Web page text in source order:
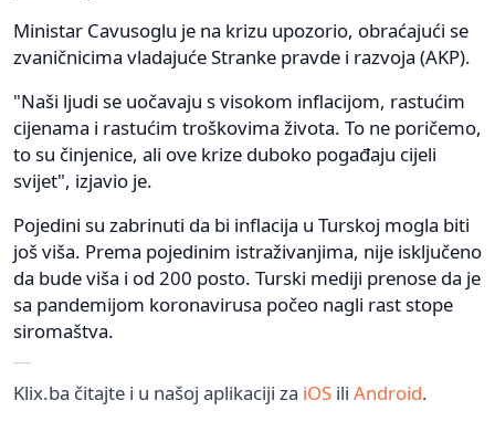
Ministar Cavusoglu je na krizu upozorio, obraćajući se
zvaničnicima vladajuće Stranke pravde i razvoja (AKP).
"Naši ljudi se uočavaju s visokom inflacijom, rastućim
cijenama i rastućim troškovima života. To ne poričemo,
to su činjenice, ali ove krize duboko pogađaju cijeli
svijet", izjavio je.
Pojedini su zabrinuti da bi inflacija u Turskoj mogla biti
još viša. Prema pojedinim istraživanjima, nije isključeno
da bude viša i od 200 posto. Turski mediji prenose da je
sa pandemijom koronavirusa počeo nagli rast stope
siromaštva.
Klix.ba čitajte i u našoj aplikaciji za iOS ili Android.